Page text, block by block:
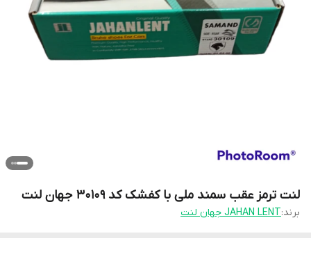
لنت ترمز عقب سمند ملی با کفشک کد 30109 جهان لنت
برند:JAHAN LENT جهان لنت